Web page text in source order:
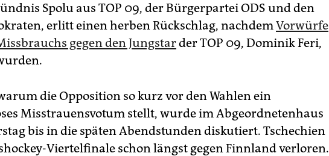
Spolu aus TOP 09, der Bürgerpartei ODS und den
erlitt einen herben Rückschlag, nachdemVorwürfe
gegen den Jungstarder TOP 09, Dominik Feri,
die Opposition so kurz vor den Wahlen ein
Misstrauensvotum stellt, wurde im Abgeordnetenhaus
bis in die späten Abendstunden diskutiert. Tschechien
Viertelfinale schon längst gegen Finnland verloren.